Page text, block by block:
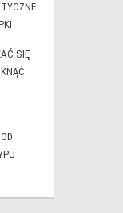
SIĘ